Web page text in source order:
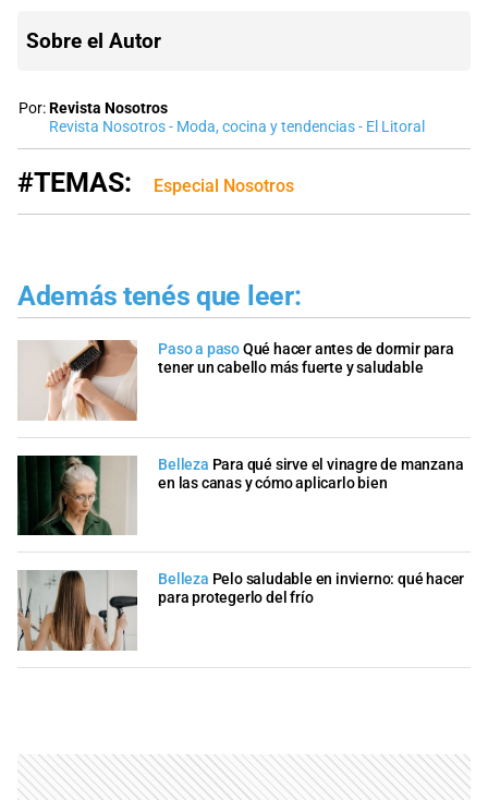
Sobre el Autor
Por:Revista Nosotros
Revista Nosotros - Moda, cocina y tendencias - El Litoral
#TEMAS: Especial Nosotros
Además tenés que leer:
Paso a pasoQué hacer antes de dormir para
tener un cabello más fuerte y saludable
Belleza Para qué sirve el vinagre de manzana
en las canas y cómo aplicarlo bien
Belleza Pelo saludable en invierno: qué hacer
para protegerlo del frío